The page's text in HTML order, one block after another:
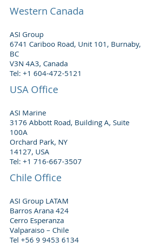
Western Canada
ASI Group
6741 Cariboo Road, Unit 101, Burnaby,
BC
V3N 4A3, Canada
Tel: +1 604-472-5121
USA Office
ASI Marine
3176 Abbott Road, Building A, Suite
100A
Orchard Park, NY
14127, USA
Tel: +1 716-667-3507
Chile Office
ASI Group LATAM
Barros Arana 424
Cerro Esperanza
Valparaiso – Chile
Tel +56 9 9453 6134